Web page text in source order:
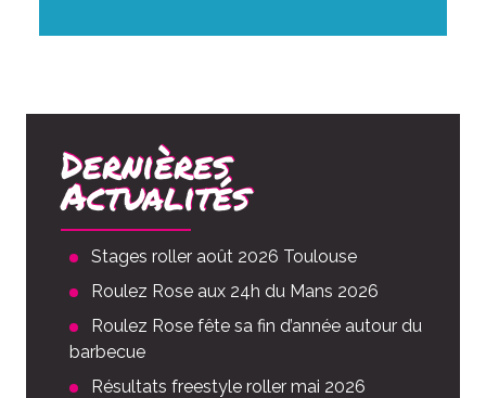
Dernières
Actualités
Stages roller août 2026 Toulouse
Roulez Rose aux 24h du Mans 2026
Roulez Rose fête sa fin d’année autour du
barbecue
Résultats freestyle roller mai 2026